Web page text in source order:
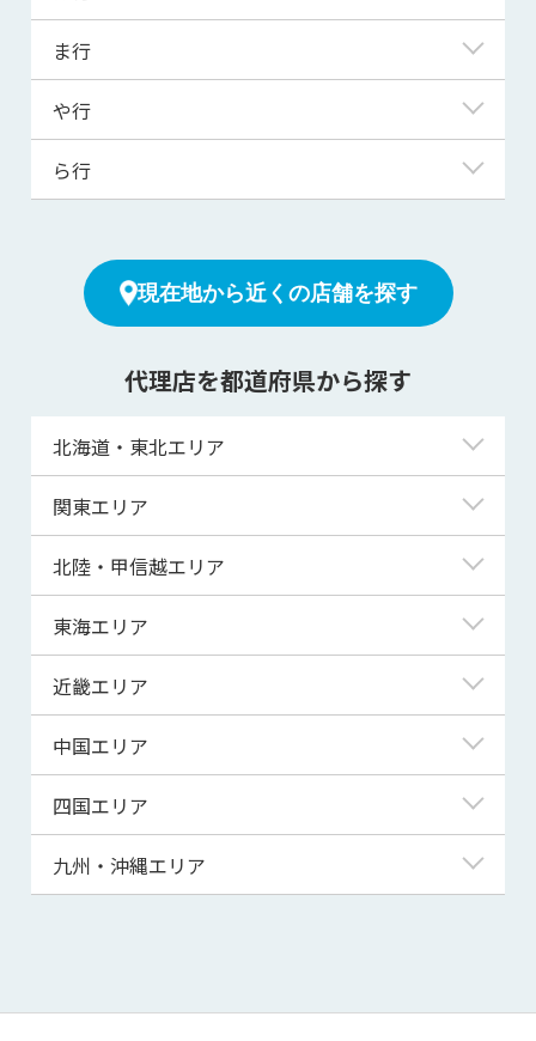
二戸市
野田村
八幡平市
花巻市
平泉町
ま行
宮古市
盛岡市
や行
矢巾町
山田町
ら行
現在地から近くの店舗を探す
代理店を都道府県から探す
北海道・東北エリア
北海道
青森県
宮城県
秋田県
山形県
関東エリア
東京都
神奈川県
埼玉県
千葉県
茨城県
群馬県
北陸・甲信越エリア
新潟県
富山県
福井県
山梨県
長野県
東海エリア
岐阜県
静岡県
三重県
近畿エリア
滋賀県
京都府
大阪府
兵庫県
和歌山県
中国エリア
鳥取県
島根県
山口県
四国エリア
徳島県
高知県
九州・沖縄エリア